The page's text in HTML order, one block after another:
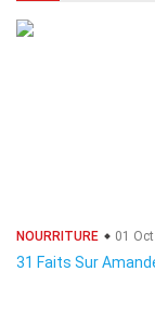
NOURRITURE 01
31 Faits Sur